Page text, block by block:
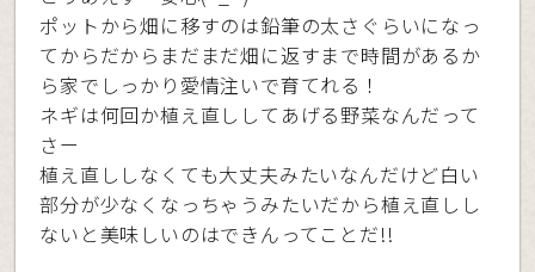
ポットから畑に移すのは鉛筆の太さぐらいになっ
てからだからまだまだ畑に返すまで時間があるか
ら家でしっかり愛情注いで育てれる！
ネギは何回か植え直ししてあげる野菜なんだって
さー
植え直ししなくても大丈夫みたいなんだけど白い
部分が少なくなっちゃうみたいだから植え直しし
ないと美味しいのはできんってことだ!!